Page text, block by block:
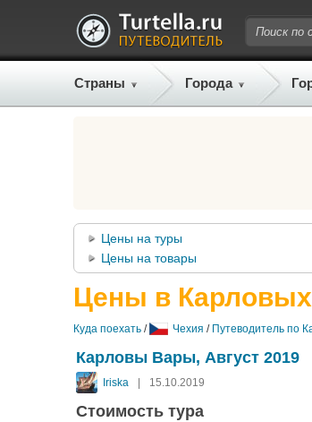
Страны Города
Цены на туры
Цены на товары
Цены в
Куда поехать / Чехия / Путеводитель по
Карловы Вары, Август 2019
Iriska | 15.10.2019
Стоимость тура